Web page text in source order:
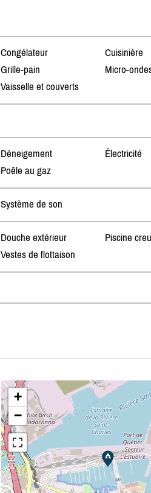
Congélateur
Cuisinière
Grille-pain
Micro-
Vaisselle et couverts
Déneigement
Électricité
Poêle au gaz
Système de son
Douche extérieur
Piscine
Vestes de flottaison
+
−